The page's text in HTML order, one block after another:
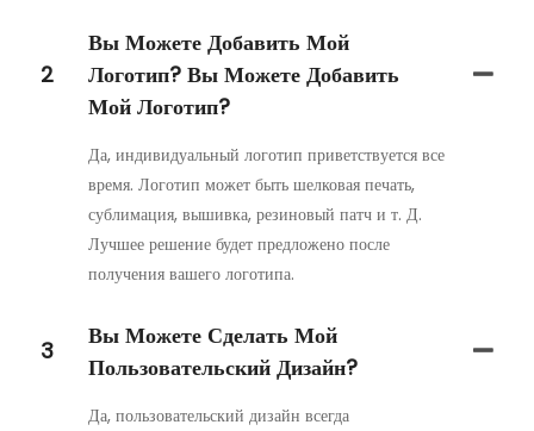
2
Вы Можете Добавить Мой
Логотип? Вы Можете Добавить
Мой Логотип?
Да, индивидуальный логотип приветствуется все
время. Логотип может быть шелковая печать,
сублимация, вышивка, резиновый патч и т. Д.
Лучшее решение будет предложено после
получения вашего логотипа.
3
Вы Можете Сделать Мой
Пользовательский Дизайн?
Да, пользовательский дизайн всегда